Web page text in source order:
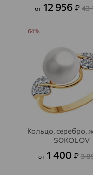
от 12 956₽ 43
Кольцо, серебро,
SOKOLOV
от 1 400 ₽ 3
64%